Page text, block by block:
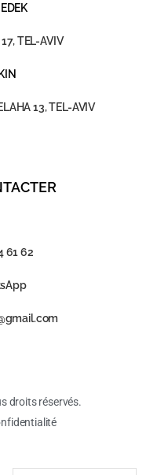
TEL-AVIV
13, TEL-AVIV
61 62
droits réservés.